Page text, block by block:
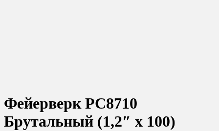
Фейерверк РС8710
Брутальный (1,2″ х 100)